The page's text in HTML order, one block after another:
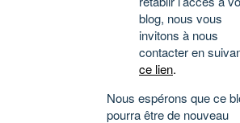
blog, nous vous
invitons à nous
contacter en
ce lien.
Nous espérons que ce
pourra être de nouveau